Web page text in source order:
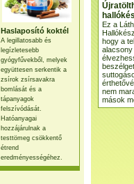
Haslaposító koktél
A legillatosabb és
legízletesebb
gyógyfűvekből, melyek
együttesen serkentik a
zsírok zsírsavakra
bomlását és a
tápanyagok
felszívódását.
Hatóanyagai
hozzájárulnak a
testtömeg csökkentő
étrend
eredményességéhez.
Ez a
hogy a
alacsony
nem
mások